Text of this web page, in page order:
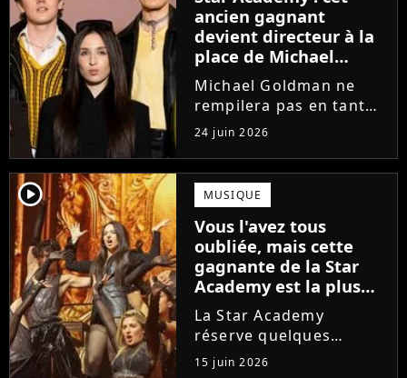
nommé...
ancien gagnant
devient directeur à la
place de Michael
Goldman ? Il donne
enfin sa réponse
Michael Goldman ne
rempilera pas en tant
que directeur de la
prochaine saison de la
Star Academy. Mais qui
prendra sa place ? Alors
que son nom circule,
cet ancien gagnant de
l'émission...
24 juin 2026
player2 MUSIQUE
Vous l'avez tous
oubliée, mais cette
gagnante de la Star
Academy est la plus
écoutée de l'histoire
de l'émission !
La Star Academy
réserve quelques
surprises. Cette
15 juin 2026